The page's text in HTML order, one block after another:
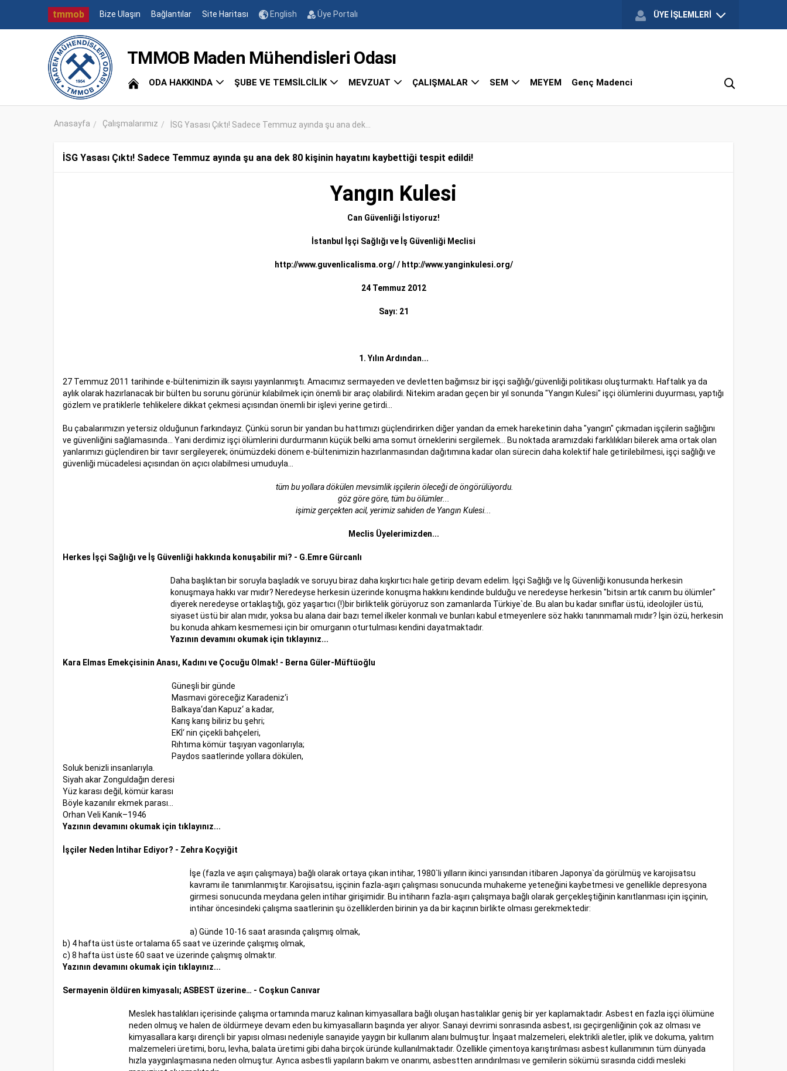
tmmob Bize Ulaşın Bağlantılar Site Haritası English Üye Portalı ÜYE İŞLEMLERİ
TMMOB Maden Mühendisleri Odası
ODA HAKKINDA ŞUBE VE TEMSİLCİLİK MEVZUAT ÇALIŞMALAR SEM MEYEM Genç Madenci
Anasayfa Çalışmalarımız İSG Yasası Çıktı! Sadece Temmuz ayında şu ana dek...
İSG Yasası Çıktı! Sadece Temmuz ayında şu ana dek 80 kişinin hayatını kaybettiği tespit edildi!
Yangın Kulesi
Can Güvenliği İstiyoruz!
İstanbul İşçi Sağlığı ve İş Güvenliği Meclisi
http://www.guvenlicalisma.org// http://www.yanginkulesi.org/
24 Temmuz 2012
Sayı: 21
1. Yılın Ardından...
27 Temmuz 2011 tarihinde e-bültenimizin ilk sayısı yayınlanmıştı. Amacımız sermayeden ve devletten bağımsız bir işçi sağlığı/güvenliği politikası oluşturmaktı. Haftalık ya da
aylık olarak hazırlanacak bir bülten bu sorunu görünür kılabilmek için önemli bir araç olabilirdi. Nitekim aradan geçen bir yıl sonunda "Yangın Kulesi" işçi ölümlerini duyurması, yaptığı
gözlem ve pratiklerle tehlikelere dikkat çekmesi açısından önemli bir işlevi yerine getirdi...
Bu çabalarımızın yetersiz olduğunun farkındayız. Çünkü sorun bir yandan bu hattımızı güçlendirirken diğer yandan da emek hareketinin daha "yangın" çıkmadan işçilerin sağlığını
ve güvenliğini sağlamasında... Yani derdimiz işçi ölümlerini durdurmanın küçük belki ama somut örneklerini sergilemek... Bu noktada aramızdaki farklılıkları bilerek ama ortak olan
yanlarımızı güçlendiren bir tavır sergileyerek; önümüzdeki dönem e-bültenimizin hazırlanmasından dağıtımına kadar olan sürecin daha kolektif hale getirilebilmesi, işçi sağlığı ve
güvenliği mücadelesi açısından ön açıcı olabilmesi umuduyla...
tüm bu yollara dökülen mevsimlik işçilerin öleceği de öngörülüyordu.
göz göre göre, tüm bu ölümler...
işimiz gerçekten acil, yerimiz sahiden de Yangın Kulesi...
Meclis Üyelerimizden...
Herkes İşçi Sağlığı ve İş Güvenliği hakkında konuşabilir mi? - G.Emre Gürcanlı
Daha başlıktan bir soruyla başladık ve soruyu biraz daha kışkırtıcı hale getirip devam edelim. İşçi Sağlığı ve İş Güvenliği konusunda herkesin
konuşmaya hakkı var mıdır? Neredeyse herkesin üzerinde konuşma hakkını kendinde bulduğu ve neredeyse herkesin "bitsin artık canım bu ölümler"
diyerek neredeyse ortaklaştığı, göz yaşartıcı (!)bir birliktelik görüyoruz son zamanlarda Türkiye`de. Bu alan bu kadar sınıflar üstü, ideolojiler üstü,
siyaset üstü bir alan mıdır, yoksa bu alana dair bazı temel ilkeler konmalı ve bunları kabul etmeyenlere söz hakkı tanınmamalı mıdır? İşin özü, herkesin
bu konuda ahkam kesmemesi için bir omurganın oturtulması kendini dayatmaktadır.
Yazının devamını okumak için tıklayınız...
Kara Elmas Emekçisinin Anası, Kadını ve Çocuğu Olmak! - Berna Güler-Müftüoğlu
Güneşli bir günde
Masmavi göreceğiz Karadeniz‘i
Balkaya‘dan Kapuz‘ a kadar,
Karış karış biliriz bu şehri;
EKİ‘ nin çiçekli bahçeleri,
Rıhtıma kömür taşıyan vagonlarıyla;
Paydos saatlerinde yollara dökülen,
Soluk benizli insanlarıyla.
Siyah akar Zonguldağın deresi
Yüz karası değil, kömür karası
Böyle kazanılır ekmek parası...
Orhan Veli Kanık–1946
Yazının devamını okumak için tıklayınız...
İşçiler Neden İntihar Ediyor? - Zehra Koçyiğit
İşe (fazla ve aşırı çalışmaya) bağlı olarak ortaya çıkan intihar, 1980`li yılların ikinci yarısından itibaren Japonya`da görülmüş ve karojisatsu
kavramı ile tanımlanmıştır. Karojisatsu, işçinin fazla-aşırı çalışması sonucunda muhakeme yeteneğini kaybetmesi ve genellikle depresyona
girmesi sonucunda meydana gelen intihar girişimidir. Bu intiharın fazla-aşırı çalışmaya bağlı olarak gerçekleştiğinin kanıtlanması için işçinin,
intihar öncesindeki çalışma saatlerinin şu özelliklerden birinin ya da bir kaçının birlikte olması gerekmektedir:
a) Günde 10-16 saat arasında çalışmış olmak,
b) 4 hafta üst üste ortalama 65 saat ve üzerinde çalışmış olmak,
c) 8 hafta üst üste 60 saat ve üzerinde çalışmış olmaktır.
Yazının devamını okumak için tıklayınız...
Sermayenin öldüren kimyasalı; ASBEST üzerine… - Coşkun Canıvar
Meslek hastalıkları içerisinde çalışma ortamında maruz kalınan kimyasallara bağlı oluşan hastalıklar geniş bir yer kaplamaktadır. Asbest en fazla işçi ölümüne
neden olmuş ve halen de öldürmeye devam eden bu kimyasalların başında yer alıyor. Sanayi devrimi sonrasında asbest, ısı geçirgenliğinin çok az olması ve
kimyasallara karşı dirençli bir yapısı olması nedeniyle sanayide yaygın bir kullanım alanı bulmuştur. İnşaat malzemeleri, elektrikli aletler, iplik ve dokuma, yalıtım
malzemeleri üretimi, boru, levha, balata üretimi gibi daha birçok üründe kullanılmaktadır. Özellikle çimentoya karıştırılması asbest kullanımının tüm dünyada
hızla yaygınlaşmasına neden olmuştur. Ayrıca asbestli yapıların bakım ve onarımı, asbestten arındırılması ve gemilerin sökümü sırasında ciddi mesleki